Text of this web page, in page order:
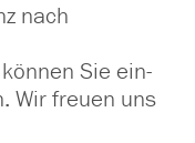
nach
Sie ein­
Wir freu­en uns